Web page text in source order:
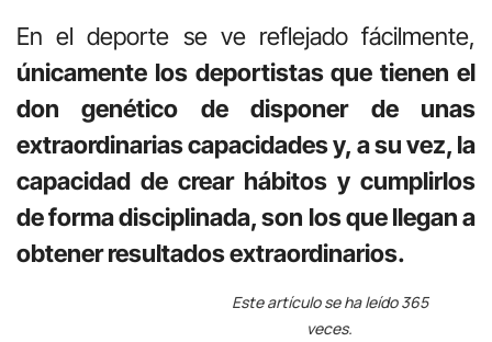
En el deporte se ve reflejado fácilmente,
únicamente los deportistas que tienen el
don genético de disponer de unas
extraordinarias capacidades y, a su vez, la
capacidad de crear hábitos y cumplirlos
de forma disciplinada, son los que llegan a
obtener resultados extraordinarios.
Este artículo se ha leído 365
veces.